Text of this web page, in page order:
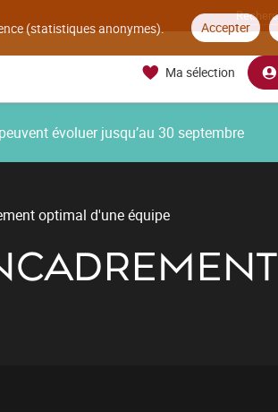
(statistiques anonymes). Accepter
Ma sélection
évoluer jusqu’au 30 septembre
optimal d'une équipe